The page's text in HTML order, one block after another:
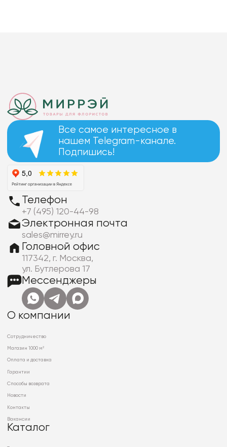
Все самое интересное в
нашем Telegram-канале.
Подпишись!
Телефон
+7 (495) 120-44-98
Электронная почта
sales@mirrey.ru
Головной офис
117342, г. Москва,
ул. Бутлерова 17
Мессенджеры
О компании
Сотрудничество
Магазин 1000 м²
Оплата и доставка
Гарантии
Способы возврата
Новости
Контакты
Вакансии
Каталог